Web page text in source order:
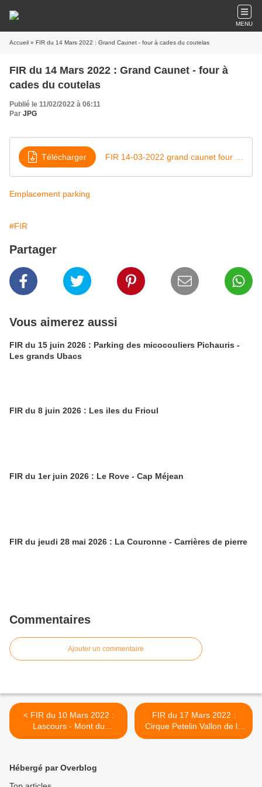
MENU
Accueil » FIR du 14 Mars 2022 : Grand Caunet - four à cades du coutelas
FIR du 14 Mars 2022 : Grand Caunet - four à
cades du coutelas
Publié le 11/02/2022 à 06:11
Par JPG
Télécharger
Emplacement parking
#FIR
Partager
Vous aimerez aussi
FIR du 15 juin 2026 : Parking des micocouliers Pichauris -
Les grands Ubacs
FIR du 8 juin 2026 : Les iles du Frioul
FIR du 1er juin 2026 : Le Rove - Cap Méjean
FIR du jeudi 28 mai 2026 : La Couronne - Carrières de pierre
Commentaires
Ajouter un commentaire
< FIR du 10 Mars 2022 :
Lascours - Mont du
Marseillais
FIR du 17 Mars 2022 :
Cirque Petelin Vallon de la
Rampe Cap Gros >
Hébergé par Overblog